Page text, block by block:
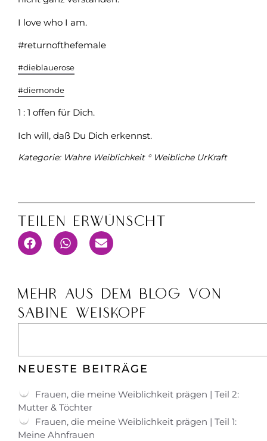
I love who I am.
#returnofthefemale
#dieblauerose
#diemonde
1 : 1 offen für Dich.
Ich will, daß Du Dich erkennst.
Kategorie: Wahre Weiblichkeit ° Weibliche UrKraft
Teilen Erwünscht
MEHR AUS DEM BLOG VON
SABINE WEISKOPF
NEUESTE BEITRÄGE
Frauen, die meine Weiblichkeit prägen | Teil 2:
Mutter & Töchter
Frauen, die meine Weiblichkeit prägen | Teil 1:
Meine Ahnfrauen